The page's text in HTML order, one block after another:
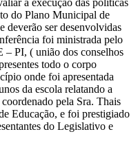
do Plano Municipal de
deverão ser desenvolvidas
foi ministrada pelo
– PI, ( união dos conselhos
todo o corpo
onde foi apresentada
da escola relatando a
pela Sra. Thais
Educação, e foi prestigiado
do Legislativo e